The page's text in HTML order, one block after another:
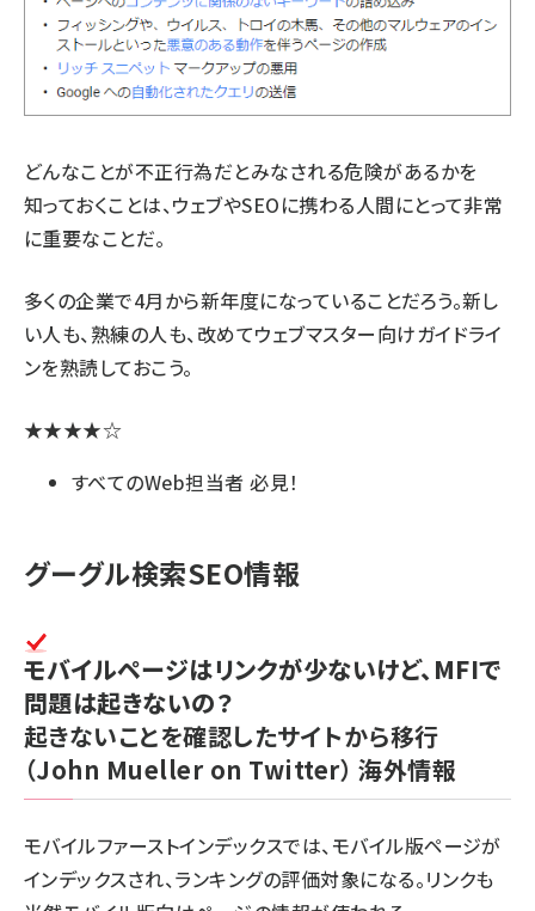
どんなことが不正行為だとみなされる危険があるかを
知っておくことは、ウェブやSEOに携わる人間にとって非常
に重要なことだ。
多くの企業で4月から新年度になっていることだろう。新し
い人も、熟練の人も、改めてウェブマスター向けガイドライ
ンを熟読しておこう。
★★★★☆
すべてのWeb担当者 必見！
グーグル検索SEO情報
モバイルページはリンクが少ないけど、MFIで
問題は起きないの？
起きないことを確認したサイトから移行
（John Mueller on Twitter）海外情報
モバイルファーストインデックスでは、モバイル版ページが
インデックスされ、ランキングの評価対象になる。リンクも